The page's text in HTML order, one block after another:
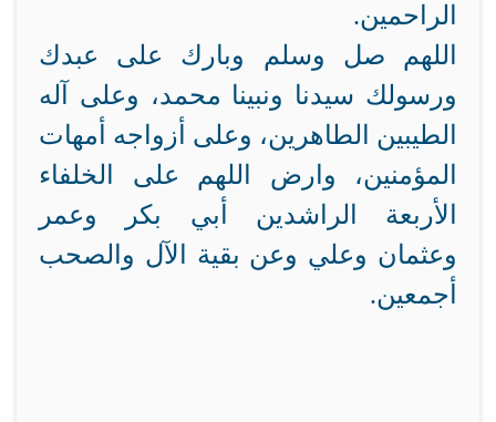
الراحمين.
اللهم صل وسلم وبارك على عبدك
ورسولك سيدنا ونبينا محمد، وعلى آله
الطيبين الطاهرين، وعلى أزواجه أمهات
المؤمنين، وارض اللهم على الخلفاء
الأربعة الراشدين أبي بكر وعمر
وعثمان وعلي وعن بقية الآل والصحب
أجمعين.